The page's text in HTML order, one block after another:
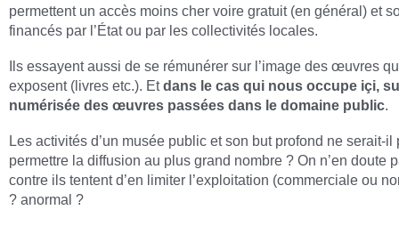
permettent un accès moins cher voire gratuit (en général) et
financés par l’État ou par les collectivités locales.
Ils essayent aussi de se rémunérer sur l’image des œuvres
exposent (livres etc.). Etdans le cas qui nous occupe içi,
numérisée des œuvres passées dans le domaine public.
Les activités d’un musée public et son but profond ne serait-il
permettre la diffusion au plus grand nombre ? On n’en doute
contre ils tentent d’en limiter l’exploitation (commerciale ou
? anormal ?